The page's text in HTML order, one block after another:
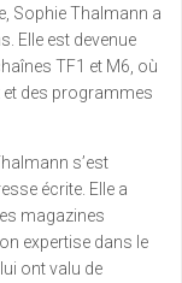
Sophie Thalmann a
Elle est devenue
TF1 et M6, où
des programmes
s’est
écrite. Elle a
magazines
expertise dans le
ont valu de